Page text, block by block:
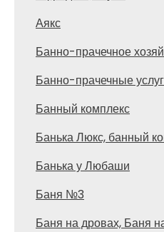
Аякс
Банно-прачечное
Банно-прачечные
Банный комплекс
Банька Люкс, банный
Банька у Любаши
Баня №3
Баня на дровах, Баня